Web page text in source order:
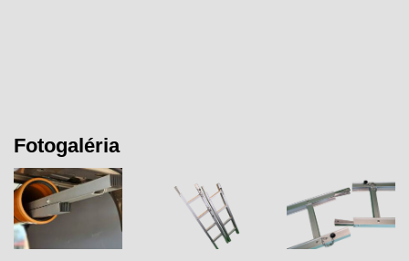
Fotogaléria